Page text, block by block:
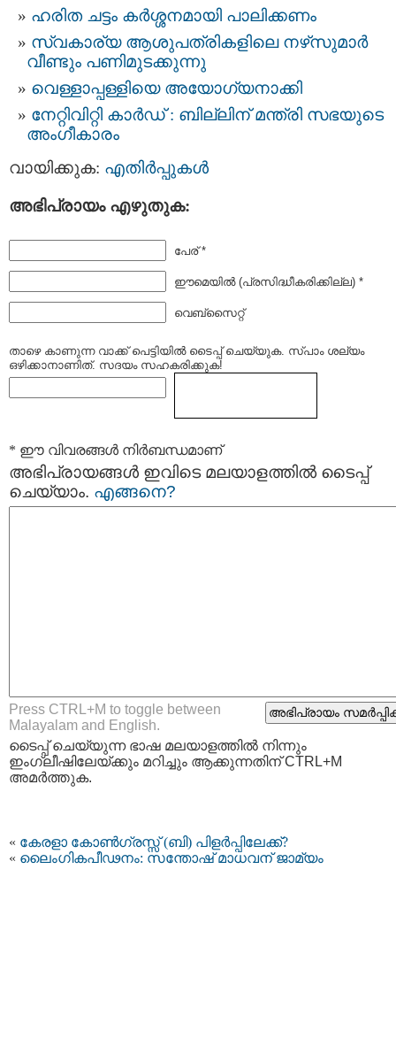
ഹരിത ചട്ടം കർശ്ശനമായി പാലിക്കണം
സ്വകാര്യ ആശുപത്രികളിലെ നഴ്‌സുമാർ
വീണ്ടും പണിമുടക്കുന്നു
വെള്ളാപ്പള്ളിയെ അയോഗ്യനാക്കി
നേറ്റിവിറ്റി കാര്‍ഡ് : ബില്ലിന് മന്ത്രി സഭയുടെ
അംഗീകാരം
വായിക്കുക: എതിര്‍പ്പുകള്‍
അഭിപ്രായം എഴുതുക:
പേര് *
ഈമെയില്‍ (പ്രസിദ്ധീകരിക്കില്ല) *
വെബ്സൈറ്റ്
താഴെ കാണുന്ന വാക്ക് പെട്ടിയില്‍ ടൈപ്പ്‌ ചെയ്യുക. സ്പാം ശല്യം
ഒഴിക്കാനാണിത്. സദയം സഹകരിക്കുക!
* ഈ വിവരങ്ങള്‍ നിര്‍ബന്ധമാണ്
അഭിപ്രായങ്ങള്‍ ഇവിടെ മലയാളത്തില്‍ ടൈപ്പ്
ചെയ്യാം. എങ്ങനെ?
Press CTRL+M to toggle between
Malayalam and English.
ടൈപ്പ്‌ ചെയ്യുന്ന ഭാഷ മലയാളത്തില്‍ നിന്നും
ഇംഗ്ലീഷിലേയ്ക്കും മറിച്ചും ആക്കുന്നതിന് CTRL+M
അമര്‍ത്തുക.
« കേരളാ കോണ്‍ഗ്രസ്സ് (ബി) പിളര്‍പ്പിലേക്ക്?
« ലൈംഗികപീഢനം: സന്തോഷ് മാധവന് ജാമ്യം